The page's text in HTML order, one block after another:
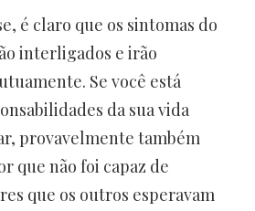
é claro que os sintomas do
interligados e irão
Se você está
da sua vida
provavelmente também
que não foi capaz de
que os outros esperavam